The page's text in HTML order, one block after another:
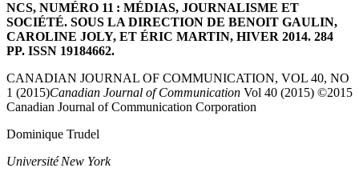
NCS, NUMÉRO 11 : MÉDIAS, JOURNALISME ET
SOCIÉTÉ. SOUS LA DIRECTION DE BENOIT GAULIN,
CAROLINE JOLY, ET ÉRIC MARTIN, HIVER 2014. 284
PP. ISSN 19184662.
CANADIAN JOURNAL OF COMMUNICATION, VOL 40, NO
1 (2015)Canadian Journal of Communication Vol 40 (2015) ©2015
Canadian Journal of Communication Corporation
Dominique Trudel
UniversitéNew York